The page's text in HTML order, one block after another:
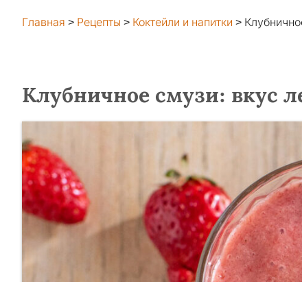
Главная > Рецепты > Коктейли и напитки >
Клубничное смузи: вкус